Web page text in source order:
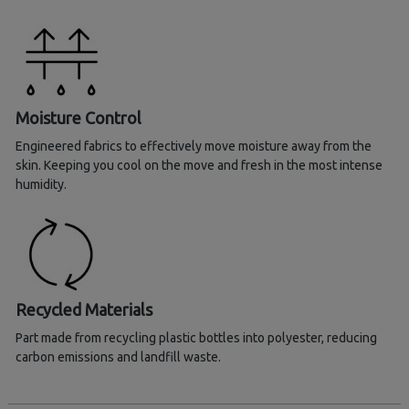
Moisture Control
Engineered fabrics to effectively move moisture away from the
skin. Keeping you cool on the move and fresh in the most intense
humidity.
Recycled Materials
Part made from recycling plastic bottles into polyester, reducing
carbon emissions and landfill waste.